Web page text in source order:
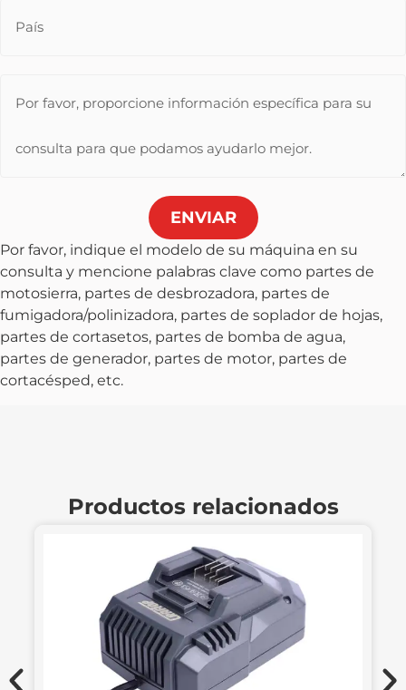
ENVIAR
Por favor, indique el modelo de su máquina en su
consulta y mencione palabras clave como partes de
motosierra, partes de desbrozadora, partes de
fumigadora/polinizadora, partes de soplador de hojas,
partes de cortasetos, partes de bomba de agua,
partes de generador, partes de motor, partes de
cortacésped, etc.
Productos relacionados